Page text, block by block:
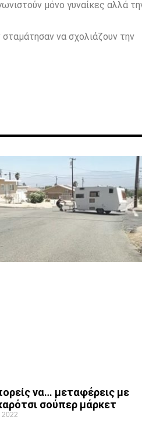
μόνο γυναίκες αλλά
να σχολιάζουν την
να… μεταφέρεις με
σούπερ μάρκετ
2022